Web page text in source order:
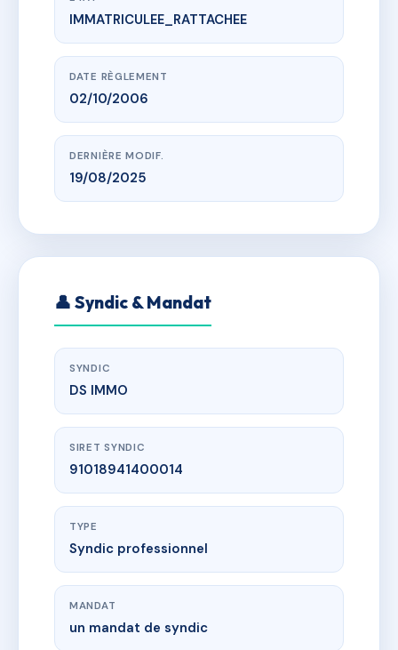
www.vme.plus/AH9267741
Les Genêts d’Alzo 1/2
Route du Vazzio 20090 Ajaccio
IMMATRICULEE_RATTACHEE
DATE RÈGLEMENT
02/10/2006
DERNIÈRE MODIF.
19/08/2025
👤 Syndic & Mandat
SYNDIC
DS IMMO
SIRET SYNDIC
91018941400014
TYPE
Syndic professionnel
MANDAT
un mandat de syndic